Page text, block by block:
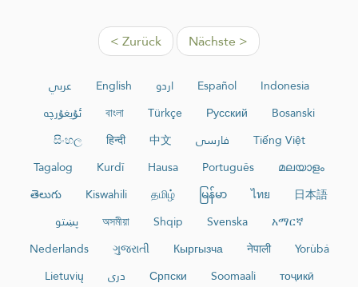
< Zurück Nächste >
عربي English اردو Español
Indonesia
ئۇيغۇرچە
বাংলা Türkçe Русский
Bosanski
සිංහල
हिन्दी 中文 فارسی
Tiếng Việt
Tagalog
Kurdî Hausa Português
മലയാളം
తెలుగు
Kiswahili தமிழ் မြန်မာ ไทย
日本語
پښتو
অসমীয়া Shqip Svenska
አማርኛ
Nederlands
ગુજરાતી Кыргызча नेपाली
Yorùbá
Lietuvių
دری Српски Soomaali
тоҷикӣ